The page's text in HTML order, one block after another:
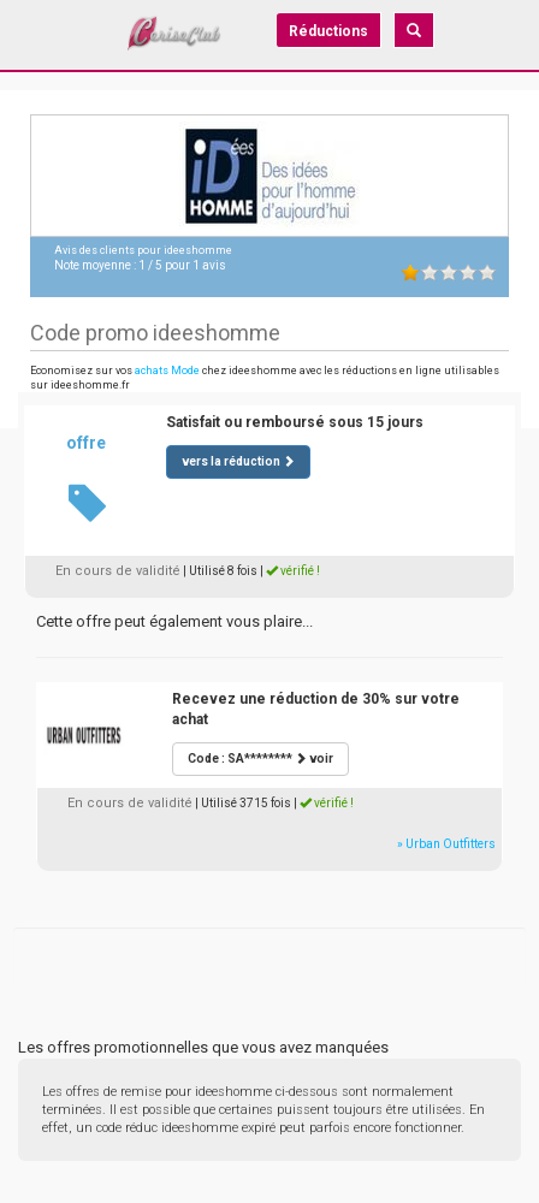
Réductions
Avis des clients pour ideeshomme
Note moyenne : 1 /5 pour 1 avis
Code promo ideeshomme
Economisez sur vos achats Mode chez ideeshomme avec les réductions en ligne utilisables
sur ideeshomme.fr
offre
Satisfait ou remboursé sous 15 jours
vers la réduction
En cours de validité | Utilisé 8 fois vérifié !
Cette offre peut également vous plaire...
Recevez une réduction de 30% sur votre
achat
Code : SA******** voir
En cours de validité | Utilisé 3715 fois vérifié !
» Urban Outfitters
Les offres promotionnelles que vous avez manquées
Les offres de remise pour ideeshomme ci-dessous sont normalement
terminées. Il est possible que certaines puissent toujours être utilisées. En
effet, un code réduc ideeshomme expiré peut parfois encore fonctionner.